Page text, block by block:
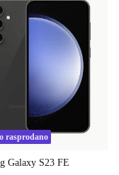
rasprodano
Galaxy S23 FE